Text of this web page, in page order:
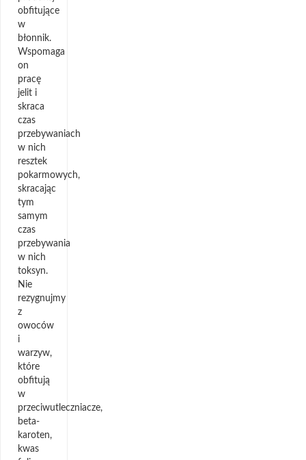
obfitujące
w
błonnik.
Wspomaga
on
pracę
jelit i
skraca
czas
przebywaniach
w nich
resztek
pokarmowych,
skracając
tym
samym
czas
przebywania
w nich
toksyn.
Nie
rezygnujmy
z
owoców
i
warzyw,
które
obfitują
w
przeciwutleczniacze,
beta-
karoten,
kwas